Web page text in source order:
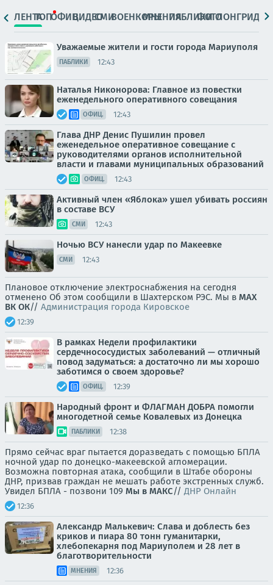
ЛЕНТАТОПОФИЦ.ВИДЕОСМИВОЕНКОРЫМНЕНИЯПАБЛИКИ
ФОТОЛОНГРИДЫ
Уважаемые жители и гости города Мариуполя
ПАБЛИКИ 12:43
Наталья Никонорова: Главное из повестки
еженедельного оперативного совещания
ОФИЦ. 12:43
Глава ДНР Денис Пушилин провел
еженедельное оперативное совещание с
руководителями органов исполнительной
власти и главами муниципальных образований
ОФИЦ. 12:43
Активный член «Яблока» ушел убивать россиян
в составе ВСУ
СМИ 12:43
Ночью ВСУ нанесли удар по Макеевке
СМИ 12:43
Плановое отключение электроснабжения на сегодня
отменено Об этом сообщили в Шахтерском РЭС. Мы в МАХ
ВК ОК// Администрация города Кировское
12:39
В рамках Недели профилактики
сердечнососудистых заболеваний — отличный
повод задуматься: а достаточно ли мы хорошо
заботимся о своем здоровье?
ОФИЦ. 12:39
Народный фронт и ФЛАГМАН ДОБРА помогли
многодетной семье Ковалевых из Донецка
ПАБЛИКИ 12:38
Прямо сейчас враг пытается доразведать с помощью БПЛА
ночной удар по донецко-макеевской агломерации.
Возможна повторная атака, сообщили в Штабе обороны
ДНР, призвав граждан не мешать работе экстренных служб.
Увидел БПЛА - позвони 109 Мы в МАКС// ДНР Онлайн
12:36
Александр Малькевич: Слава и доблесть без
криков и пиара 80 тонн гуманитарки,
хлебопекарня под Мариуполем и 28 лет в
благотворительности
МНЕНИЯ 12:36